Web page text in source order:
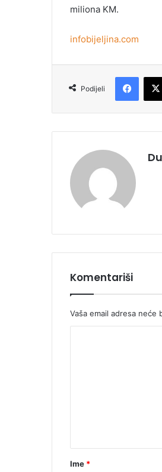
miliona KM.
infobijeljina.com
Podijeli
Komentariši
Vaša email adresa neće
r
Ime *